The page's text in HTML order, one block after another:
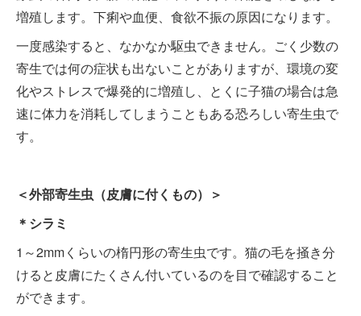
増殖します。下痢や血便、食欲不振の原因になります。
一度感染すると、なかなか駆虫できません。ごく少数の
寄生では何の症状も出ないことがありますが、環境の変
化やストレスで爆発的に増殖し、とくに子猫の場合は急
速に体力を消耗してしまうこともある恐ろしい寄生虫で
す。
＜外部寄生虫（皮膚に付くもの）＞
＊シラミ
1～2mmくらいの楕円形の寄生虫です。猫の毛を掻き分
けると皮膚にたくさん付いているのを目で確認すること
ができます。